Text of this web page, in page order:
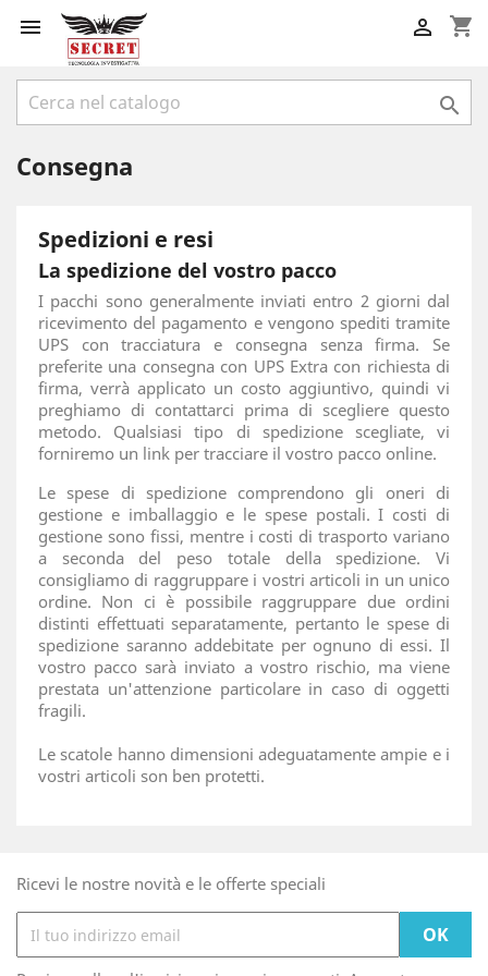
 shopping_cart


Consegna
Spedizioni e resi
La spedizione del vostro pacco
I pacchi sono generalmente inviati entro 2 giorni dal
ricevimento del pagamento e vengono spediti tramite
UPS con tracciatura e consegna senza firma. Se
preferite una consegna con UPS Extra con richiesta di
firma, verrà applicato un costo aggiuntivo, quindi vi
preghiamo di contattarci prima di scegliere questo
metodo. Qualsiasi tipo di spedizione scegliate, vi
forniremo un link per tracciare il vostro pacco online.
Le spese di spedizione comprendono gli oneri di
gestione e imballaggio e le spese postali. I costi di
gestione sono fissi, mentre i costi di trasporto variano
a seconda del peso totale della spedizione. Vi
consigliamo di raggruppare i vostri articoli in un unico
ordine. Non ci è possibile raggruppare due ordini
distinti effettuati separatamente, pertanto le spese di
spedizione saranno addebitate per ognuno di essi. Il
vostro pacco sarà inviato a vostro rischio, ma viene
prestata un'attenzione particolare in caso di oggetti
fragili.
Le scatole hanno dimensioni adeguatamente ampie e i
vostri articoli son ben protetti.
Ricevi le nostre novità e le offerte speciali